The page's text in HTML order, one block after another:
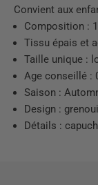
Convient aux
Composition :
Tissu épais et
Taille unique :
Age conseillé :
Saison :
Design :
Détails :